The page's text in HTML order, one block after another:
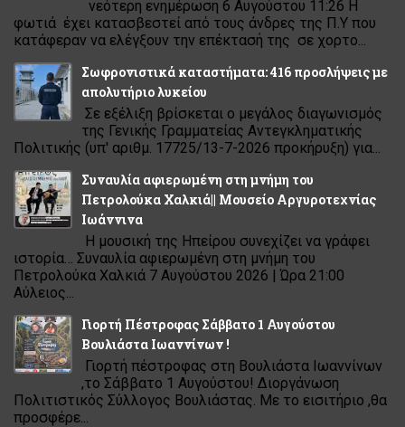
νεότερη ενημέρωση 6 Αυγούστου 11:26 Η
φωτιά έχει κατασβεστεί από τους άνδρες της Π.Υ που
κατάφεραν να ελέγξουν την επέκτασή της σε χορτο...
Σωφρονιστικά καταστήματα: 416 προσλήψεις με
απολυτήριο λυκείου
Σε εξέλιξη βρίσκεται ο μεγάλος διαγωνισμός
της Γενικής Γραμματείας Αντεγκληματικής
Πολιτικής (υπ' αριθμ. 17725/13-7-2026 προκήρυξη) για...
Συναυλία αφιερωμένη στη μνήμη του
Πετρολούκα Χαλκιά|| Μουσείο Αργυροτεχνίας
Ιωάννινα
Η μουσική της Ηπείρου συνεχίζει να γράφει
ιστορία… Συναυλία αφιερωμένη στη μνήμη του
Πετρολούκα Χαλκιά 7 Αυγούστου 2026 | Ώρα 21:00
Αύλειος...
Γιορτή Πέστροφας Σάββατο 1 Αυγούστου
Βουλιάστα Ιωαννίνων !
Γιορτή πέστροφας στη Βουλιάστα Ιωαννίνων
,το Σάββατο 1 Αυγούστου! Διοργάνωση
Πολιτιστικός Σύλλογος Βουλιάστας. Με το εισιτήριο ,θα
προσφέρε...